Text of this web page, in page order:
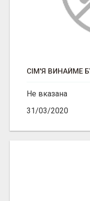
Не вказана
31/03/2020